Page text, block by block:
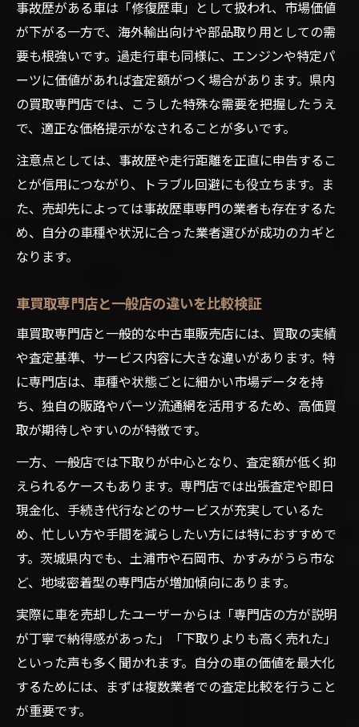
事故歴がある車は「修復歴車」として扱われ、市場価値
が下がる一方で、海外輸出向けや部品取り用としての需
要も根強いです。過走行車も同様に、エンジンや特定パ
ーツに価値があれば査定額がつく場合があります。県内
の買取専門店では、こうした特殊な需要を把握したうえ
で、適正な価格提示がなされることが多いです。
注意点としては、事故歴や走行距離を正直に申告するこ
とが信用につながり、トラブル回避にも役立ちます。ま
た、売却先によっては事故歴車専門の業者も存在するた
め、自分の車種や状況に合った業者選びが成功のカギと
なります。
車買取専門店と一般店の違いを比較検証
車買取専門店と一般的な中古車販売店には、買取の実績
や査定基準、サービス内容に大きな違いがあります。特
に専門店は、車種や状態ごとに細かい市場データを持
ち、独自の販路やパーツ流通網を活用するため、高価買
取が期待しやすいのが特徴です。
一方、一般店では下取りが中心となり、査定額が低く抑
えられるケースもあります。専門店では出張査定や即日
現金化、手続き代行などのサービスが充実しているた
め、忙しい方や手間を減らしたい方には特におすすめで
す。茨城県内でも、土浦市や石岡市、かすみがうら市な
ど、地域密着型の専門店が増加傾向にあります。
実際に車を売却したユーザーからは「専門店の方が説明
が丁寧で納得感があった」「下取りよりも高く売れた」
といった声も多く聞かれます。自分の車の価値を最大化
するためには、まずは複数業者での査定比較を行うこと
が重要です。